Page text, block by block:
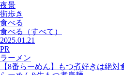
夜景
街歩き
食べる
食べる
（すべて）
2025.01.21
PR
ラーメン
【8番らーめん】もつ煮好きは絶